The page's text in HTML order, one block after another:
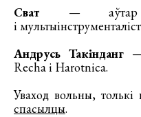
Сват — аўтар
і
Андрусь Такінданг
Recha і Harotnica.
Уваход вольны, толькі
спасылцы.